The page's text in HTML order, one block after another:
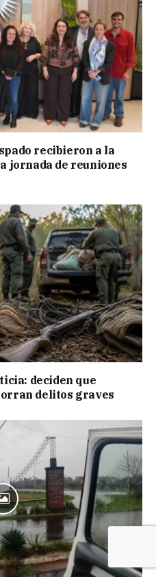
recibieron a la
jornada de reuniones
deciden que
delitos graves